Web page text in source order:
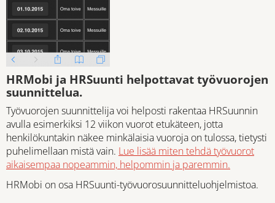
HRMobi ja HRSuunti helpottavat työvuorojen
suunnittelua.
Työvuorojen suunnittelija voi helposti rakentaa HRSuunnin
avulla esimerkiksi 12 viikon vuorot etukäteen, jotta
henkilökuntakin näkee minkälaisia vuoroja on tulossa, tietysti
puhelimellaan mistä vain. Lue lisää miten tehdä työvuorot
aikaisempaa nopeammin, helpommin ja paremmin.
HRMobi on osa HRSuunti-työvuorosuunnitteluohjelmistoa.